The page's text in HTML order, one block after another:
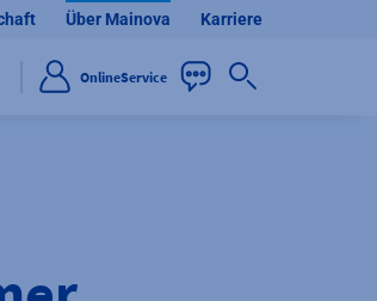
Über Mainova Karriere
OnlineService